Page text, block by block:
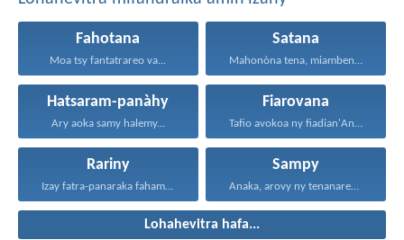
Fahotana
Moa tsy fantatrareo va...
Satana
Mahonòna tena, miambena: fa...
Hatsaram-panàhy
Ary aoka samy halemy...
Fiarovana
Tafio avokoa ny fiadian'Andriamanitra...
Rariny
Izay fatra-panaraka fahamarinana sy...
Sampy
Anaka, arovy ny tenanareo...
Lohahevitra hafa...